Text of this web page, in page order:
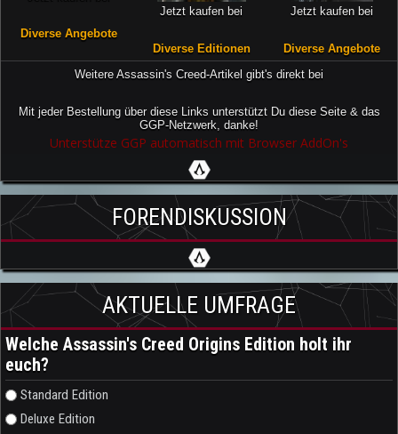
Diverse Angebote
Jetzt kaufen bei
Diverse Editionen
Jetzt kaufen bei
Diverse Angebote
Weitere Assassin's Creed-Artikel gibt's direkt bei
Mit jeder Bestellung über diese Links unterstützt Du diese Seite & das
GGP-Netzwerk, danke!
Unterstütze GGP automatisch mit Browser AddOn's
FORENDISKUSSION
AKTUELLE UMFRAGE
Welche Assassin's Creed Origins Edition holt ihr
euch?
Auswahlmöglichkeiten
Standard Edition
Deluxe Edition